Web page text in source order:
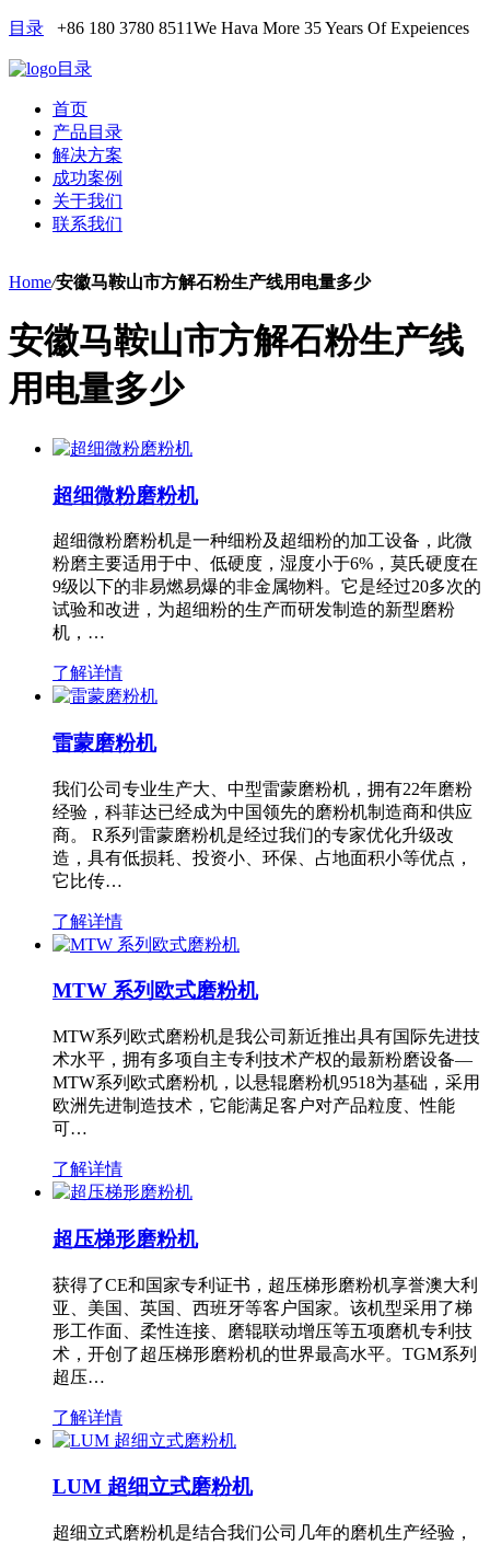
目录 +86 180 3780 8511We Hava More 35 Years Of Expeiences
目录
首页
产品目录
解决方案
成功案例
关于我们
联系我们
Home/安徽马鞍山市方解石粉生产线用电量多少
安徽马鞍山市方解石粉生产线
用电量多少
超细微粉磨粉机
超细微粉磨粉机是一种细粉及超细粉的加工设备，此微
粉磨主要适用于中、低硬度，湿度小于6%，莫氏硬度在
9级以下的非易燃易爆的非金属物料。它是经过20多次的
试验和改进，为超细粉的生产而研发制造的新型磨粉
机，…
了解详情
雷蒙磨粉机
我们公司专业生产大、中型雷蒙磨粉机，拥有22年磨粉
经验，科菲达已经成为中国领先的磨粉机制造商和供应
商。 R系列雷蒙磨粉机是经过我们的专家优化升级改
造，具有低损耗、投资小、环保、占地面积小等优点，
它比传…
了解详情
MTW 系列欧式磨粉机
MTW系列欧式磨粉机是我公司新近推出具有国际先进技
术水平，拥有多项自主专利技术产权的最新粉磨设备—
MTW系列欧式磨粉机，以悬辊磨粉机9518为基础，采用
欧洲先进制造技术，它能满足客户对产品粒度、性能
可…
了解详情
超压梯形磨粉机
获得了CE和国家专利证书，超压梯形磨粉机享誉澳大利
亚、美国、英国、西班牙等客户国家。该机型采用了梯
形工作面、柔性连接、磨辊联动增压等五项磨机专利技
术，开创了超压梯形磨粉机的世界最高水平。TGM系列
超压…
了解详情
LUM 超细立式磨粉机
超细立式磨粉机是结合我们公司几年的磨机生产经验，